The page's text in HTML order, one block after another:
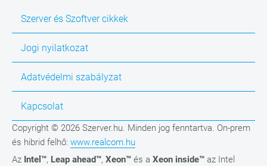
Szerver és Szoftver cikkek
Jogi nyilatkozat
Adatvédelmi szabályzat
Kapcsolat
Copyright © 2026 Szerver.hu. Minden jog fenntartva. On-prem
és hibrid felhő: www.realcom.hu
Az Intel™, Leap ahead™, Xeon™ és a Xeon inside™ az Intel